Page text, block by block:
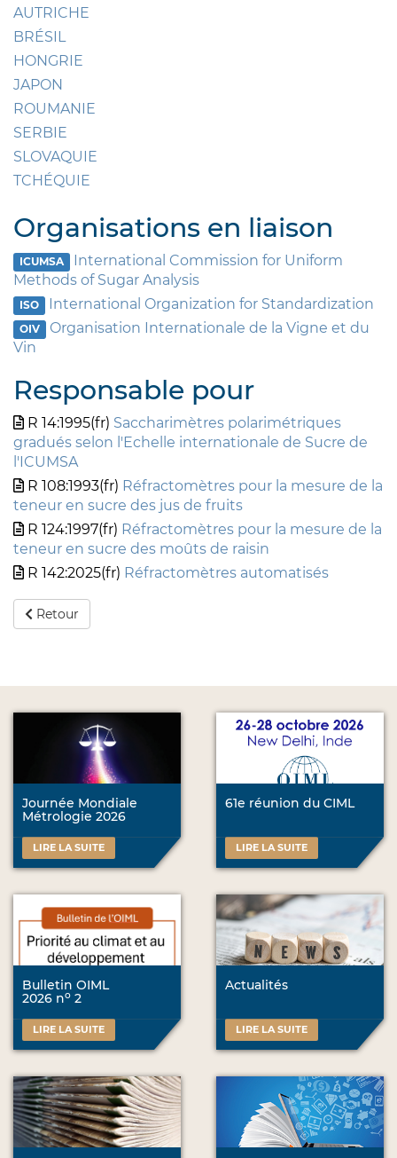
AUTRICHE
BRÉSIL
HONGRIE
JAPON
ROUMANIE
SERBIE
SLOVAQUIE
TCHÉQUIE
Organisations en liaison
ICUMSA
International Commission for Uniform
Methods of Sugar Analysis
ISO International Organization for Standardization
OIV
Organisation Internationale de la Vigne et du
Vin
Responsable pour
R 14:1995(fr) Saccharimètres polarimétriques
gradués selon l'Echelle internationale de Sucre de
l'ICUMSA
R 108:1993(fr) Réfractomètres pour la mesure de la
teneur en sucre des jus de fruits
R 124:1997(fr) Réfractomètres pour la mesure de la
teneur en sucre des moûts de raisin
R 142:2025(fr) Réfractomètres automatisés
Retour
Journée Mondiale
Métrologie 2026
LIRE LA SUITE
61e réunion du CIML
LIRE LA SUITE
Bulletin OIML
2026 no 2
LIRE LA SUITE
Actualités
LIRE LA SUITE